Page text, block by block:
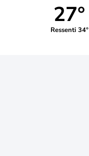
27°
Ressenti 34°